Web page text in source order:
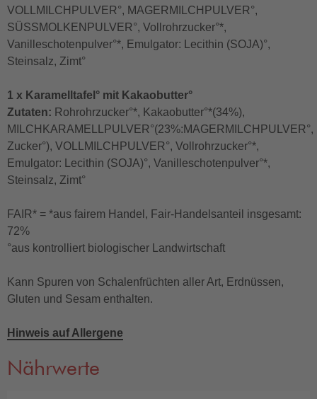
VOLLMILCHPULVER°, MAGERMILCHPULVER°,
SÜSSMOLKENPULVER°, Vollrohrzucker°*,
Vanilleschotenpulver°*, Emulgator: Lecithin (SOJA)°,
Steinsalz, Zimt°
1 x Karamelltafel° mit Kakaobutter°
Zutaten: Rohrohrzucker°*, Kakaobutter°*(34%),
MILCHKARAMELLPULVER°(23%:MAGERMILCHPULVER°,
Zucker°), VOLLMILCHPULVER°, Vollrohrzucker°*,
Emulgator: Lecithin (SOJA)°, Vanilleschotenpulver°*,
Steinsalz, Zimt°
FAIR* = *aus fairem Handel, Fair-Handelsanteil insgesamt:
72%
°aus kontrolliert biologischer Landwirtschaft
Kann Spuren von Schalenfrüchten aller Art, Erdnüssen,
Gluten und Sesam enthalten.
Hinweis auf Allergene
Nährwerte